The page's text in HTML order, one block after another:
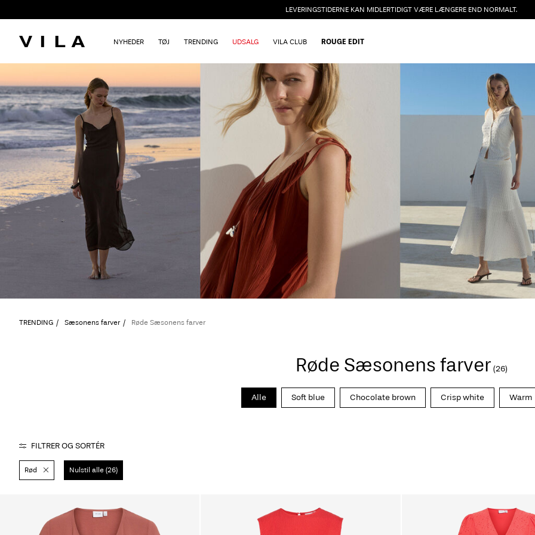
LEVERINGSTIDERNE KAN MIDLERTIDIGT VÆRE LÆNGERE END NORMALT.
NYHEDER TØJ TRENDING UDSALG VILA CLUB ROUGE EDIT
TRENDING Sæsonens farver Røde Sæsonens farver
Røde Sæsonens farver (26)
Alle Soft blue Chocolate brown Crisp white Warm
FILTRER OG SORTÉR
Rød Nulstil alle (26)